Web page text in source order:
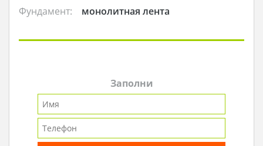
Фундамент:
монолитная лента
Заполни